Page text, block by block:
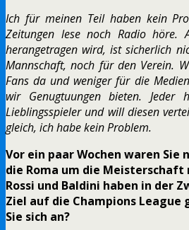
Ich für meinen Teil haben kein
Zeitungen lese noch Radio höre.
herangetragen wird, ist sicherlich
Mannschaft, noch für den Verein.
Fans da und weniger für die
wir Genugtuungen bieten. Jeder
Lieblingsspieler und will diesen
gleich, ich habe kein Problem.
Vor ein paar Wochen waren Sie
die Roma um die Meisterschaft
Rossi und Baldini haben in der
Ziel auf die Champions League
Sie sich an?